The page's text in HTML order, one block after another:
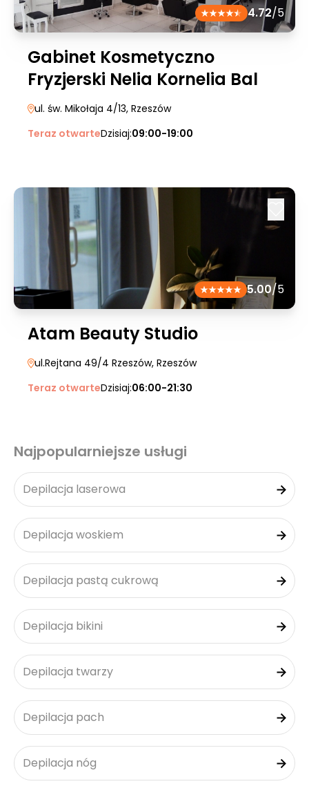
4.72/5
Gabinet Kosmetyczno
Fryzjerski Nelia Kornelia Bal
ul. św. Mikołaja 4/13, Rzeszów
Teraz otwarteDzisiaj:09:00-19:00
5.00/5
Atam Beauty Studio
ul.Rejtana 49/4 Rzeszów, Rzeszów
Teraz otwarteDzisiaj:06:00-21:30
Najpopularniejsze usługi
Depilacja laserowa
Depilacja woskiem
Depilacja pastą cukrową
Depilacja bikini
Depilacja twarzy
Depilacja pach
Depilacja nóg